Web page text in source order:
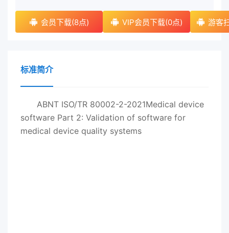
会员下载(8点) VIP会员下载(0点) 游客
标准简介
ABNT ISO/TR 80002-2-2021Medical device
software Part 2: Validation of software for
medical device quality systems